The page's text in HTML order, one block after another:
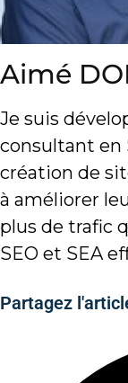
Aimé
Je suis
consultant en
création de
à améliorer
plus de trafic
SEO et SEA
Partagez